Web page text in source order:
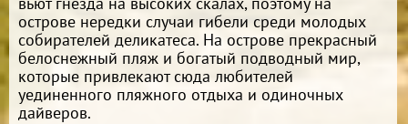
острове нередки случаи гибели среди молодых
собирателей деликатеса. На острове прекрасный
белоснежный пляж и богатый подводный мир,
которые привлекают сюда любителей
уединенного пляжного отдыха и одиночных
дайверов.